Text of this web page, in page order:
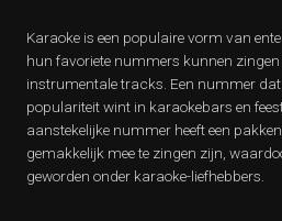
Karaoke is een populaire vorm van
hun favoriete nummers kunnen
instrumentale tracks. Een nummer dat
populariteit wint in karaokebars en
aanstekelijke nummer heeft een
gemakkelijk mee te zingen zijn,
geworden onder karaoke-liefhebbers.